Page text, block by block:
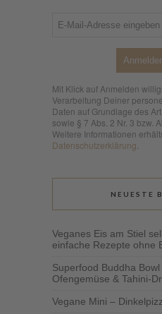
Mit Klick auf Anmelden
Verarbeitung Deiner
Daten auf Grundlage des
sowie § 7 Abs. 2 Nr. 3 bzw.
Weitere Informationen
Datenschutzerklärung
NEUESTE
Veganes Eis am Stiel
einfache Rezepte ohne
Superfood Buddha Bowl
Ofengemüse & Tahini-
Vegane Mini –